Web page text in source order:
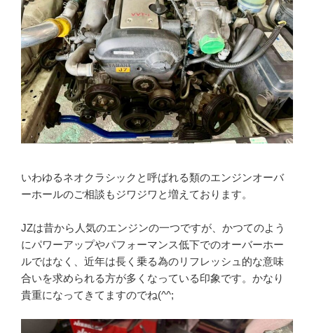
いわゆるネオクラシックと呼ばれる類のエンジンオーバ
ーホールのご相談もジワジワと増えております。
JZは昔から人気のエンジンの一つですが、かつてのよう
にパワーアップやパフォーマンス低下でのオーバーホー
ルではなく、近年は長く乗る為のリフレッシュ的な意味
合いを求められる方が多くなっている印象です。かなり
貴重になってきてますのでね(^^;